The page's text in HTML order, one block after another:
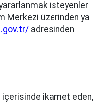
isteyenler
Merkezi üzerinden ya
adresinden
içerisinde ikamet eden,